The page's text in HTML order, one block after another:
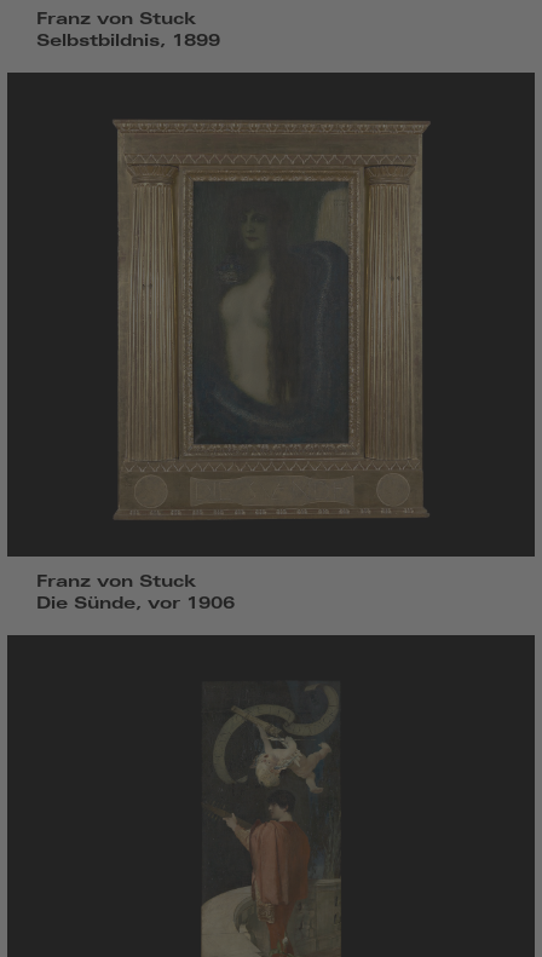
Franz von Stuck
Selbstbildnis, 1899
Franz von Stuck
Die Sünde, vor 1906